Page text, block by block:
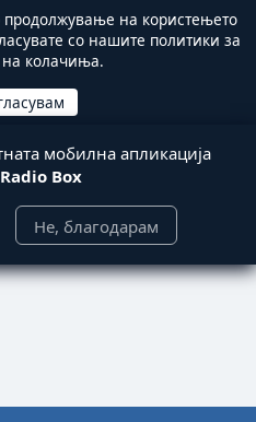
продолжување на користењето
со нашите политики за
колачиња.
мобилна апликација
Box
Не, благодарам